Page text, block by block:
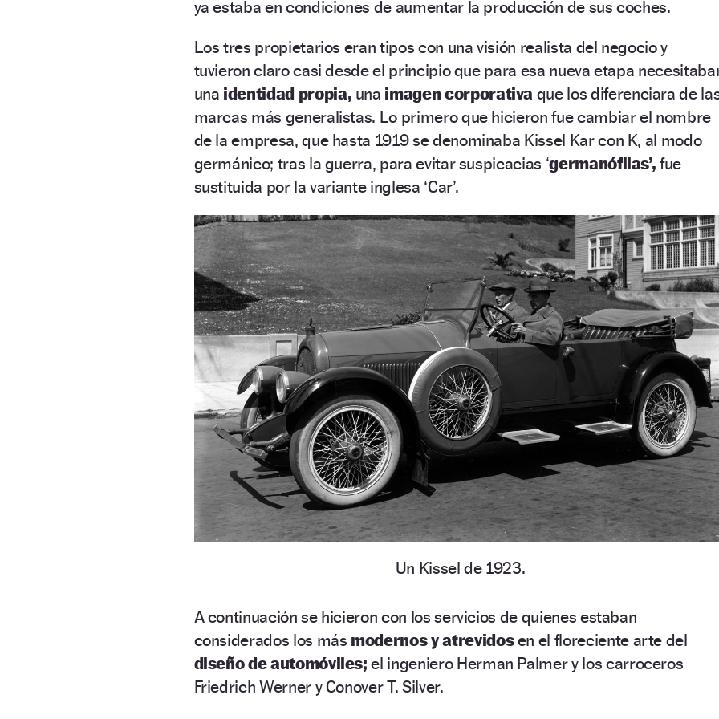
ya estaba en condiciones de aumentar la producción de sus coches.
Los tres propietarios eran tipos con una visión realista del negocio y
tuvieron claro casi desde el principio que para esa nueva etapa
una identidad propia, una imagen corporativa que los diferenciara de
marcas más generalistas. Lo primero que hicieron fue cambiar el nombre
de la empresa, que hasta 1919 se denominaba Kissel Kar con K, al modo
germánico; tras la guerra, para evitar suspicacias ‘germanófilas’,fue
sustituida por la variante inglesa ‘Car’.
Un Kissel de 1923.
A continuación se hicieron con los servicios de quienes estaban
considerados los más modernos y atrevidosen el floreciente arte del
diseño de automóviles;el ingeniero Herman Palmer y los carroceros
Friedrich Werner y Conover T. Silver.